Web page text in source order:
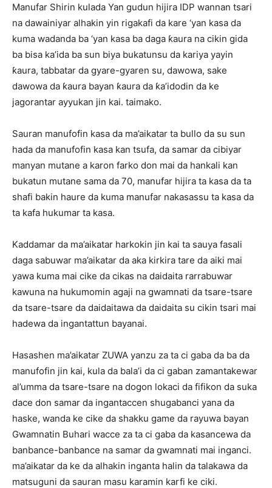
Manufar Shirin kulada Yan gudun hijira IDP wannan tsari
na dawainiyar alhakin yin rigakafi da kare ‘yan kasa da
kuma wadanda ba ‘yan kasa ba daga ƙaura na cikin gida
ba bisa ka’ida ba sun biya bukatunsu da kariya yayin
ƙaura, tabbatar da gyare-gyaren su, dawowa, sake
dawowa da ƙaura bayan ƙaura da ƙa’idodin da ke
jagorantar ayyukan jin kai. taimako.
Sauran manufofin kasa da ma’aikatar ta bullo da su sun
hada da manufofin kasa kan tsufa, da samar da cibiyar
manyan mutane a karon farko don mai da hankali kan
bukatun mutane sama da 70, manufar hijira ta kasa da ta
shafi bakin haure da kuma manufar nakasassu ta kasa da
ta kafa hukumar ta kasa.
Kaddamar da ma’aikatar harkokin jin kai ta sauya fasali
daga sabuwar ma’aikatar da aka kirkira tare da aiki mai
yawa kuma mai cike da cikas na daidaita rarrabuwar
kawuna na hukumomin agaji na gwamnati da tsare-tsare
da tsare-tsare da daidaitawa da daidaita su cikin tsari mai
hadewa da ingantattun bayanai.
Hasashen ma’aikatar ZUWA yanzu za ta ci gaba da ba da
manufofin jin kai, kula da bala’i da ci gaban zamantakewar
al’umma da tsare-tsare na dogon lokaci da fifikon da suka
dace don samar da ingantaccen shugabanci yana da
haske, wanda ke cike da shakku game da rayuwa bayan
Gwamnatin Buhari wacce za ta ci gaba da kasancewa da
banbance-banbance na samar da gwamnati mai inganci.
ma’aikatar da ke da alhakin inganta halin da talakawa da
matsuguni da sauran masu karamin karfi ke ciki.